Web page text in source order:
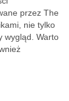
przez The
nie tylko
wygląd. Warto